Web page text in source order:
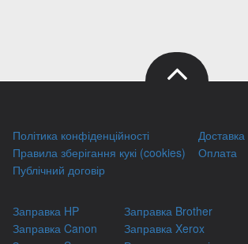
Політика конфіденційності
Правила зберігання кукі (cookies)
Публічний договір
Доставка
Оплата
Заправка HP
Заправка Canon
Заправка Brother
Заправка Xerox